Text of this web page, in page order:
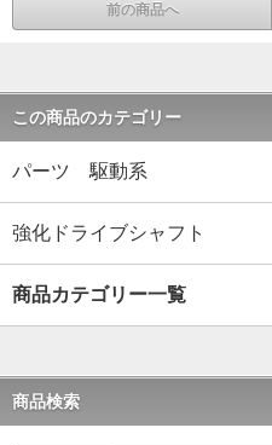
前の商品へ
この商品のカテゴリー
パーツ 駆動系
強化ドライブシャフト
商品カテゴリー一覧
商品検索